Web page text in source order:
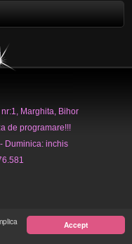
Accept
Marghita, Bihor
de programare!!!
Duminica: inchis